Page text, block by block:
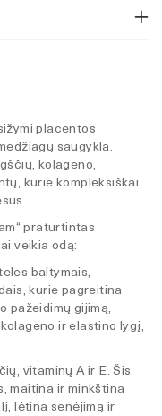
placentos
saugykla.
kolageno,
kurie kompleksiškai
praturtintas
veikia odą:
baltymais,
kurie pagreitina
pažeidimų gijimą,
ir elastino lygį,
vitaminų A ir E. Šis
maitina ir minkština
lėtina senėjimą ir